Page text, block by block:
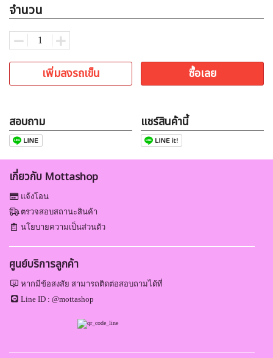
จำนวน
เพิ่มลงรถเข็น ซื้อเลย
สอบถาม แชร์สินค้านี้
เกี่ยวกับ Mottashop
แจ้งโอน
ตรวจสอบสถานะสินค้า
นโยบายความเป็นส่วนตัว
ศูนย์บริการลูกค้า
หากมีข้อสงสัย สามารถติดต่อสอบถามได้ที่
Line ID :@mottashop